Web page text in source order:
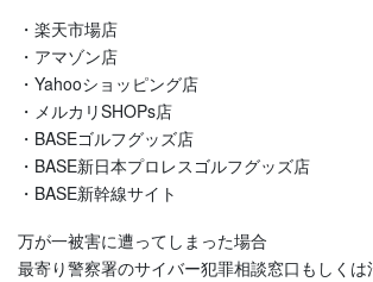
・楽天市場店
・アマゾン店
・Yahooショッピング店
・メルカリSHOPs店
・BASEゴルフグッズ店
・BASE新日本プロレスゴルフグッズ店
・BASE新幹線サイト
万が一被害に遭ってしまった場合
最寄り警察署のサイバー犯罪相談窓口もしく